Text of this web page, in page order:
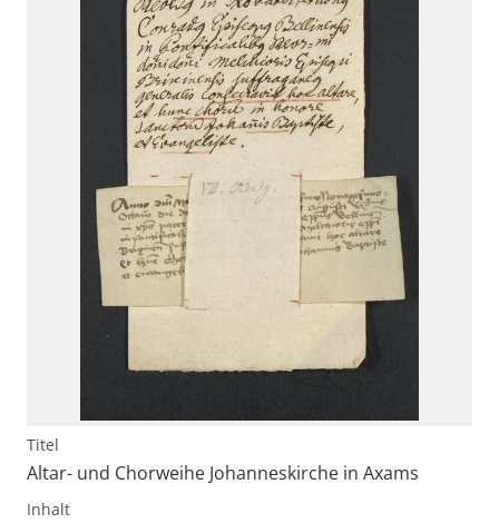
Titel
Altar- und Chorweihe Johanneskirche in Axams
Inhalt